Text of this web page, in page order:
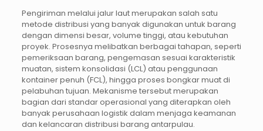
Pengiriman melalui jalur laut merupakan salah satu
metode distribusi yang banyak digunakan untuk barang
dengan dimensi besar, volume tinggi, atau kebutuhan
proyek. Prosesnya melibatkan berbagai tahapan, seperti
pemeriksaan barang, pengemasan sesuai karakteristik
muatan, sistem konsolidasi (LCL) atau penggunaan
kontainer penuh (FCL), hingga proses bongkar muat di
pelabuhan tujuan. Mekanisme tersebut merupakan
bagian dari standar operasional yang diterapkan oleh
banyak perusahaan logistik dalam menjaga keamanan
dan kelancaran distribusi barang antarpulau.